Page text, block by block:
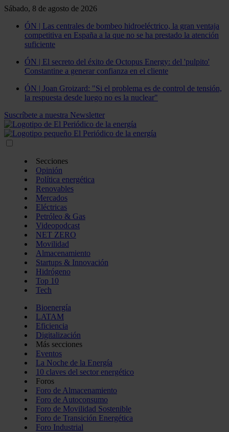
Sábado, 8 de agosto de 2026
ÓN | Las centrales de bombeo hidroeléctrico, la gran ventaja
competitiva en España a la que no se ha prestado la atención
suficiente
ÓN | El secreto del éxito de Octopus Energy: del 'pulpito'
Constantine a generar confianza en el cliente
ÓN | Joan Groizard: "Si el problema es de control de tensión,
la respuesta desde luego no es la nuclear"
Suscríbete a nuestra Newsletter
Secciones
Opinión
Política energética
Renovables
Mercados
Eléctricas
Petróleo & Gas
Videopodcast
NET ZERO
Movilidad
Almacenamiento
Startups & Innovación
Hidrógeno
Top 10
Tech
Bioenergía
LATAM
Eficiencia
Digitalización
Más secciones
Eventos
La Noche de la Energía
10 claves del sector energético
Foros
Foro de Almacenamiento
Foro de Autoconsumo
Foro de Movilidad Sostenible
Foro de Transición Energética
Foro Industrial